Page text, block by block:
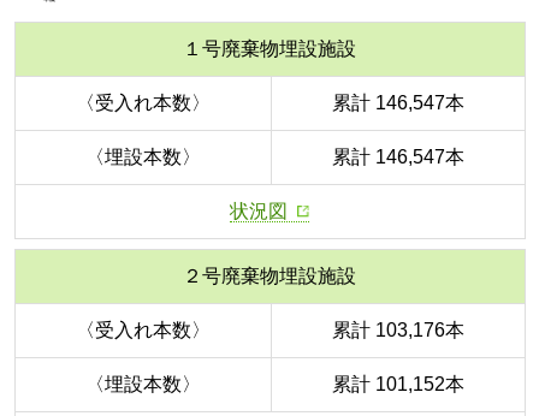
１号廃棄物埋設施設
〈受入れ本数〉 累計 146,547本
〈埋設本数〉 累計 146,547本
状況図
２号廃棄物埋設施設
〈受入れ本数〉 累計 103,176本
〈埋設本数〉 累計 101,152本